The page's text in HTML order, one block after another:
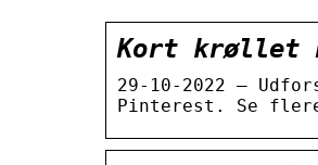
Kort krøllet
29-10-2022 –
Pinterest. Se